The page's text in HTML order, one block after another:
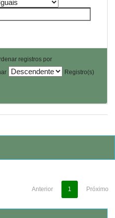
registros por
Registro(s)
Anterior 1 Próximo